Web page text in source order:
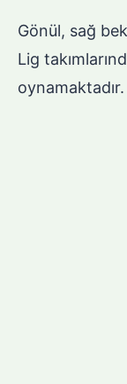
Gönül, sağ
Lig
oynamaktadır.